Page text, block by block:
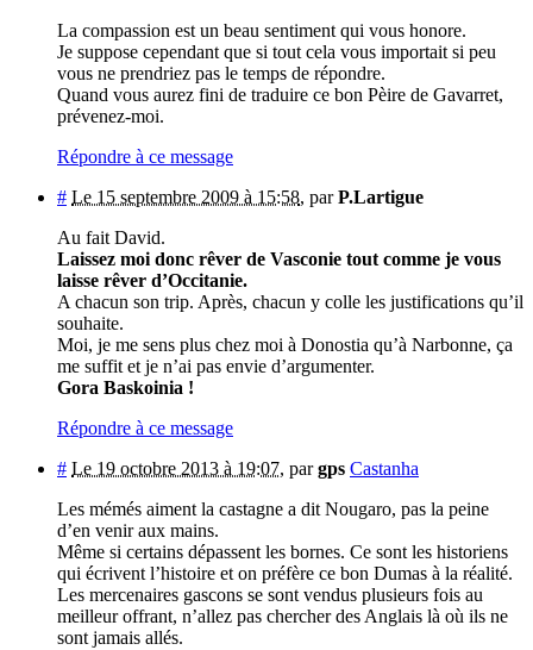
La compassion est un beau sentiment qui vous honore.
Je suppose cependant que si tout cela vous importait si peu
vous ne prendriez pas le temps de répondre.
Quand vous aurez fini de traduire ce bon Pèire de Gavarret,
prévenez-moi.
Répondre à ce message
# Le 15 septembre 2009 à 15:58, parP.Lartigue
Au fait David.
Laissez moi donc rêver de Vasconie tout comme je vous
laisse rêver d’Occitanie.
A chacun son trip. Après, chacun y colle les justifications qu’il
souhaite.
Moi, je me sens plus chez moi à Donostia qu’à Narbonne, ça
me suffit et je n’ai pas envie d’argumenter.
Gora Baskoinia !
Répondre à ce message
# Le 19 octobre 2013 à 19:07, pargps Castanha
Les mémés aiment la castagne a dit Nougaro, pas la peine
d’en venir aux mains.
Même si certains dépassent les bornes. Ce sont les historiens
qui écrivent l’histoire et on préfère ce bon Dumas à la réalité.
Les mercenaires gascons se sont vendus plusieurs fois au
meilleur offrant, n’allez pas chercher des Anglais là où ils ne
sont jamais allés.